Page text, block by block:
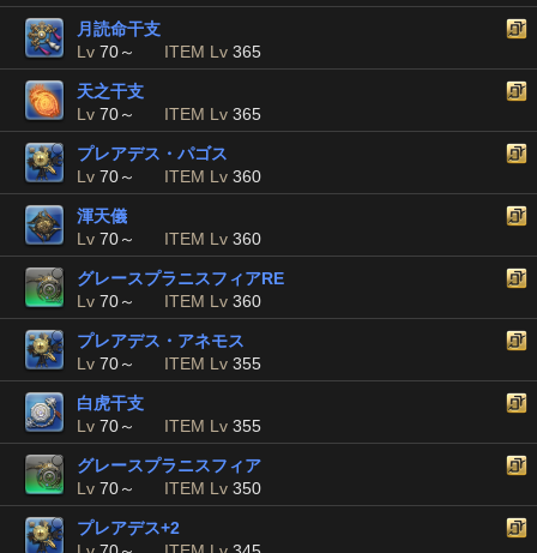
月読命干支
Lv 70～ ITEM Lv 365
天之干支
Lv 70～ ITEM Lv 365
プレアデス・パゴス
Lv 70～ ITEM Lv 360
渾天儀
Lv 70～ ITEM Lv 360
グレースプラニスフィアRE
Lv 70～ ITEM Lv 360
プレアデス・アネモス
Lv 70～ ITEM Lv 355
白虎干支
Lv 70～ ITEM Lv 355
グレースプラニスフィア
Lv 70～ ITEM Lv 350
プレアデス+2